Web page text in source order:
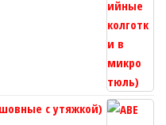
с утяжкой)